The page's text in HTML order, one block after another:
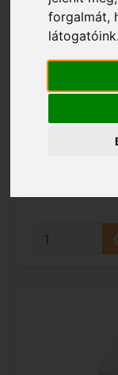
forgalmát,
látogatóink.
21 900